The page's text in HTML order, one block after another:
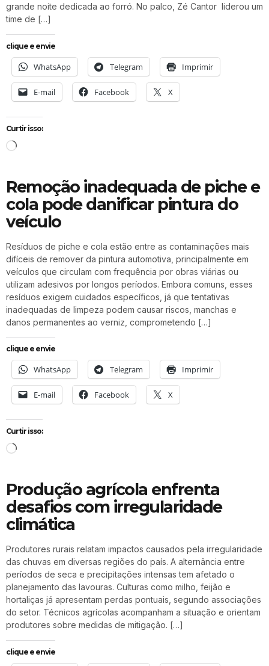
grande noite dedicada ao forró. No palco, Zé Cantor liderou um
time de […]
clique e envie
WhatsApp Telegram Imprimir
E-mail Facebook X
Curtir isso:
Remoção inadequada de piche e
cola pode danificar pintura do
veículo
Resíduos de piche e cola estão entre as contaminações mais
difíceis de remover da pintura automotiva, principalmente em
veículos que circulam com frequência por obras viárias ou
utilizam adesivos por longos períodos. Embora comuns, esses
resíduos exigem cuidados específicos, já que tentativas
inadequadas de limpeza podem causar riscos, manchas e
danos permanentes ao verniz, comprometendo […]
clique e envie
WhatsApp Telegram Imprimir
E-mail Facebook X
Curtir isso:
Produção agrícola enfrenta
desafios com irregularidade
climática
Produtores rurais relatam impactos causados pela irregularidade
das chuvas em diversas regiões do país. A alternância entre
períodos de seca e precipitações intensas tem afetado o
planejamento das lavouras. Culturas como milho, feijão e
hortaliças já apresentam perdas pontuais, segundo associações
do setor. Técnicos agrícolas acompanham a situação e orientam
produtores sobre medidas de mitigação. […]
clique e envie